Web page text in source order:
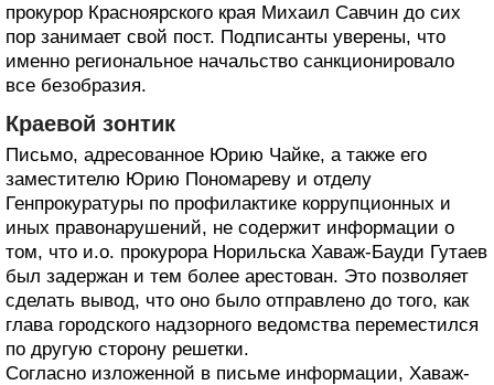
прокурор Красноярского края Михаил Савчин до сих
пор занимает свой пост. Подписанты уверены, что
именно региональное начальство санкционировало
все безобразия.
Краевой зонтик
Письмо, адресованное Юрию Чайке, а также его
заместителю Юрию Пономареву и отделу
Генпрокуратуры по профилактике коррупционных и
иных правонарушений, не содержит информации о
том, что и.о. прокурора Норильска Хаваж-Бауди Гутаев
был задержан и тем более арестован. Это позволяет
сделать вывод, что оно было отправлено до того, как
глава городского надзорного ведомства переместился
по другую сторону решетки.
Согласно изложенной в письме информации, Хаваж-